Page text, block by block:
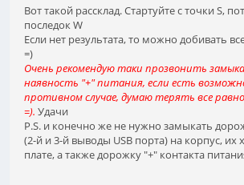
Вот такой рассклад. Стартуйте с точки S,
последок W
Если нет результата, то можно добивать
=)
Очень рекомендую таки прозвонить
наявность "+" питания, если есть
противном случае, думаю терять все равно
=). Удачи
P.S. и конечно же не нужно замыкать
(2-й и 3-й выводы USB порта) на корпус,
плате, а также дорожку "+" контакта